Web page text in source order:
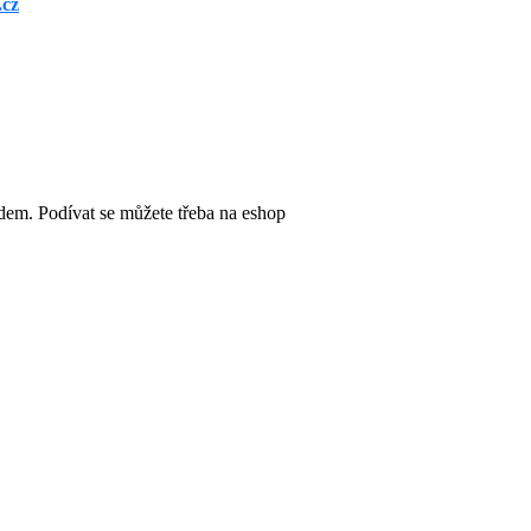
Podívat se můžete třeba na eshop